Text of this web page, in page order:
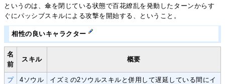
というのは、傘を閉じている状態で百花繚乱を発動したターンからす
ぐにパッシブスキルによる攻撃を開始する、ということ。
相性の良いキャラクター
名
前
スキル 概要
プ
4ソウル
イズミの2ソウルスキルと併用して遅延している間にイ